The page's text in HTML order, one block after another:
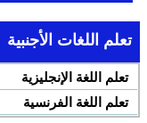
تعلم اللغات الأجنبية
تعلم اللغة الإنجليزية
تعلم اللغة الفرنسية